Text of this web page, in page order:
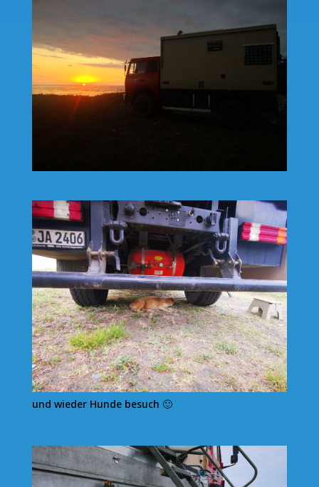
und wieder Hunde besuch 🙂